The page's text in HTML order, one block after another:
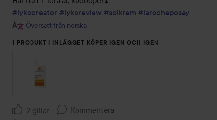
5
#lykocreator #lykoreview #solkrem #larocheposay
Översatt från norska
1 PRODUKT I INLÄGGET KÖPER IGEN OCH IGEN
2 gillar Kommentera